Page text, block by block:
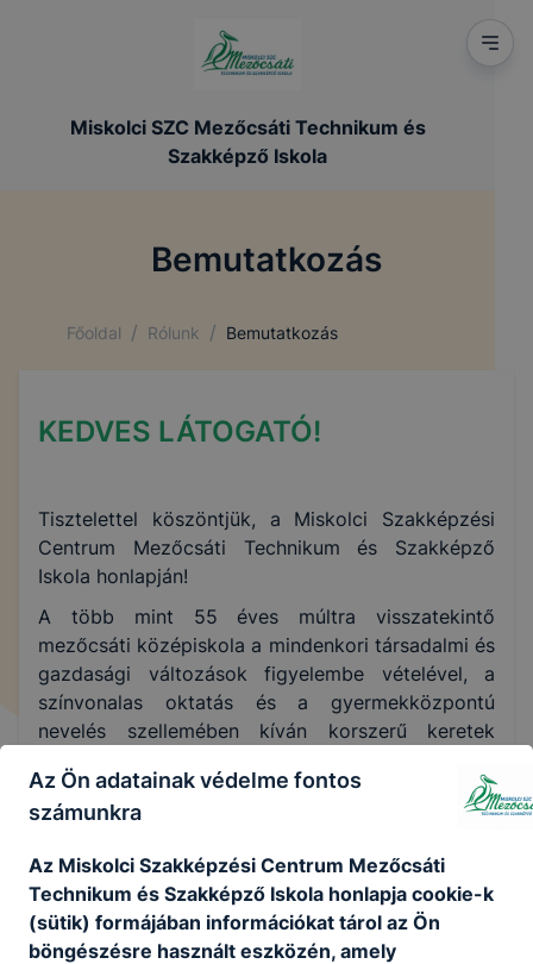
Miskolci SZC Mezőcsáti Technikum és
Szakképző Iskola
Bemutatkozás
Főoldal / Rólunk / Bemutatkozás
KEDVES LÁTOGATÓ!
Tisztelettel köszöntjük, a Miskolci Szakképzési
Centrum Mezőcsáti Technikum és Szakképző
Iskola honlapján!
A több mint 55 éves múltra visszatekintő
mezőcsáti középiskola a mindenkori társadalmi és
gazdasági változások figyelembe vételével, a
színvonalas oktatás és a gyermekközpontú
nevelés szellemében kíván korszerű keretek
szűkebb és tágabb régiónk diákjainak és
szüleiknek változó igényeihez rugalmasan
mellett több szakma elsajátítására is lehetőség
van. Pedagógusaink szaktudása, elhivatottsága,
eredménymotiváltsága, az iskoláért tenni akarása
példaértékű.
Az Ön adatainak védelme fontos
számunkra
Az Miskolci Szakképzési Centrum Mezőcsáti
Technikum és Szakképző Iskola honlapja cookie-k
(sütik) formájában információkat tárol az Ön
böngészésre használt eszközén, amely